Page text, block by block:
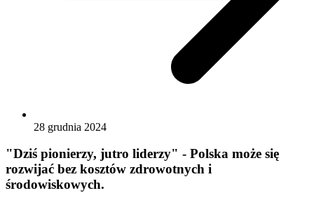
28 grudnia 2024
"Dziś pionierzy, jutro liderzy" - Polska może się
rozwijać bez kosztów zdrowotnych i
środowiskowych.